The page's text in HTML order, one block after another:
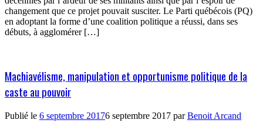
changement que ce projet pouvait susciter. Le Parti québécois (PQ)
en adoptant la forme d’une coalition politique a réussi, dans ses
débuts, à agglomérer […]
Machiavélisme, manipulation et opportunisme politique de la
caste au pouvoir
Publié le 6 septembre 20176 septembre 2017 parBenoit Arcand